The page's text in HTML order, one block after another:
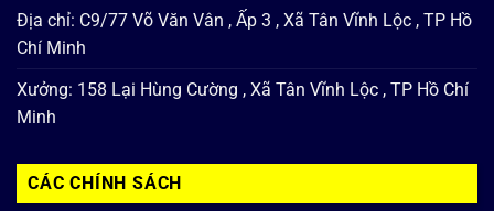
Địa chỉ: C9/77 Võ Văn Vân , Ấp 3 , Xã Tân Vĩnh Lộc , TP Hồ
Chí Minh
Xưởng: 158 Lại Hùng Cường , Xã Tân Vĩnh Lộc , TP Hồ Chí
Minh
CÁC CHÍNH SÁCH